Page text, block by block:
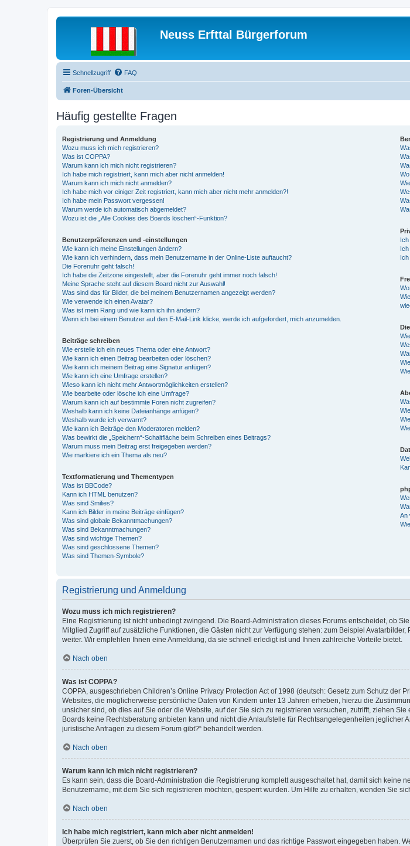
Neuss Erfttal Bürgerforum
Schnellzugriff FAQ
Foren-Übersicht
Häufig gestellte Fragen
Registrierung und Anmeldung
Wozu muss ich mich registrieren?
Was ist COPPA?
Warum kann ich mich nicht registrieren?
Ich habe mich registriert, kann mich aber nicht anmelden!
Warum kann ich mich nicht anmelden?
Ich habe mich vor einiger Zeit registriert, kann mich aber nicht mehr anmelden?!
Ich habe mein Passwort vergessen!
Warum werde ich automatisch abgemeldet?
Wozu ist die „Alle Cookies des Boards löschen“-Funktion?
Benutzerpräferenzen und -einstellungen
Wie kann ich meine Einstellungen ändern?
Wie kann ich verhindern, dass mein Benutzername in der Online-Liste auftaucht?
Die Forenuhr geht falsch!
Ich habe die Zeitzone eingestellt, aber die Forenuhr geht immer noch falsch!
Meine Sprache steht auf diesem Board nicht zur Auswahl!
Was sind das für Bilder, die bei meinem Benutzernamen angezeigt werden?
Wie verwende ich einen Avatar?
Was ist mein Rang und wie kann ich ihn ändern?
Wenn ich bei einem Benutzer auf den E-Mail-Link klicke, werde ich aufgefordert, mich anzumelden.
Beiträge schreiben
Wie erstelle ich ein neues Thema oder eine Antwort?
Wie kann ich einen Beitrag bearbeiten oder löschen?
Wie kann ich meinem Beitrag eine Signatur anfügen?
Wie kann ich eine Umfrage erstellen?
Wieso kann ich nicht mehr Antwortmöglichkeiten erstellen?
Wie bearbeite oder lösche ich eine Umfrage?
Warum kann ich auf bestimmte Foren nicht zugreifen?
Weshalb kann ich keine Dateianhänge anfügen?
Weshalb wurde ich verwarnt?
Wie kann ich Beiträge den Moderatoren melden?
Was bewirkt die „Speichern“-Schaltfläche beim Schreiben eines Beitrags?
Warum muss mein Beitrag erst freigegeben werden?
Wie markiere ich ein Thema als neu?
Textformatierung und Thementypen
Was ist BBCode?
Kann ich HTML benutzen?
Was sind Smilies?
Kann ich Bilder in meine Beiträge einfügen?
Was sind globale Bekanntmachungen?
Was sind Bekanntmachungen?
Was sind wichtige Themen?
Was sind geschlossene Themen?
Was sind Themen-Symbole?
An
Registrierung und Anmeldung
Wozu muss ich mich registrieren?
Eine Registrierung ist nicht unbedingt zwingend. Die Board-Administration dieses Forums entscheidet, ob
Mitglied Zugriff auf zusätzliche Funktionen, die Gästen nicht zur Verfügung stehen: zum Beispiel
weiter. Wir empfehlen Ihnen eine Anmeldung, da sie schnell erledigt ist und Ihnen zahlreiche Vorteile bietet.
Nach oben
Was ist COPPA?
COPPA, ausgeschrieben Children’s Online Privacy Protection Act of 1998 (deutsch: Gesetz zum Schutz
Websites, die möglicherweise persönliche Daten von Kindern unter 13 Jahren erheben, hierzu die
unsicher sind, ob dies auf Sie oder die Website, auf der Sie sich zu registrieren versuchen, zutrifft, ziehen
Boards keine Rechtsberatung anbieten kann und nicht die Anlaufstelle für Rechtsangelegenheiten
juristische Anfragen zu diesem Forum gibt?“ behandelt werden.
Nach oben
Warum kann ich mich nicht registrieren?
Es kann sein, dass die Board-Administration die Registrierung komplett ausgeschaltet hat, damit sich keine
Benutzername, mit dem Sie sich registrieren möchten, gesperrt wurden. Um Hilfe zu erhalten, wenden Sie
Nach oben
Ich habe mich registriert, kann mich aber nicht anmelden!
Überprüfen Sie zuerst, ob Sie den richtigen Benutzernamen und das richtige Passwort eingegeben haben.